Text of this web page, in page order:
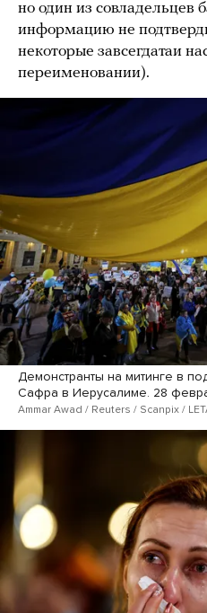
но один из совладельцев
информацию не
некоторые завсегдатаи
переименовании).
Демонстранты на митинге в
Сафра в Иерусалиме. 28
Ammar Awad / Reuters / Scanpix /